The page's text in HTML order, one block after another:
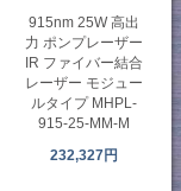
915nm 25W 高出
力 ポンプレーザー
IR ファイバー結合
レーザー モジュー
ルタイプ MHPL-
915-25-MM-M
232,327円